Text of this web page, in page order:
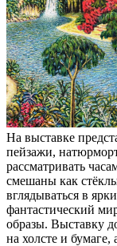
На выставке
пейзажи,
рассматривать
смешаны как
вглядываться в
фантастический
образы. Выставку
на холсте и бумаге,